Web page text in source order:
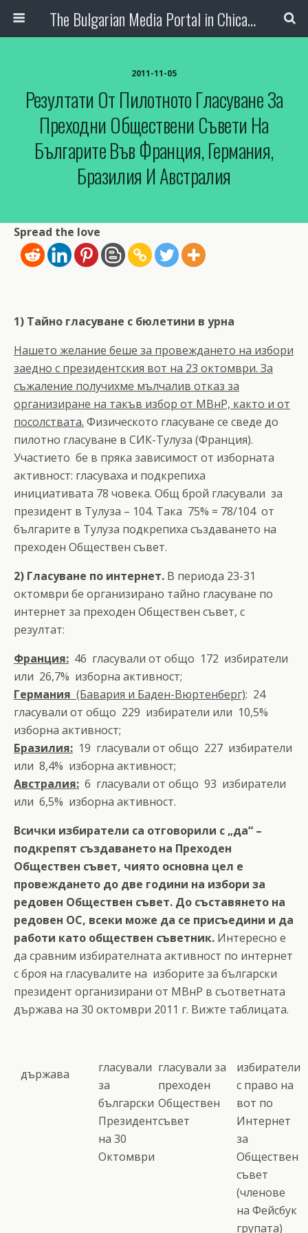
The Bulgarian Media Portal in Chicago
2011-11-05
Резултати От Пилотното Гласуване За
Преходни Обществени Съвети На
Българите Във Франция, Германия,
Бразилия И Австралия
Spread the love
1) Тайно гласуване с бюлетини в урна
Нашето желание беше за провеждането на избори
заедно с президентския вот на 23 октомври. За
съжаление получихме мълчалив отказ за
организиране на такъв избор от МВнР, както и от
посолствата. Физическото гласуване се сведе до
пилотно гласуване в СИК-Тулуза (Франция).
Участието бе в пряка зависимост от изборната
активност: гласуваха и подкрепиха
инициативата 78 човека. Общ брой гласували за
президент в Тулуза – 104. Така 75% = 78/104 от
българите в Тулуза подкрепиха създаването на
преходен Обществен съвет.
2) Гласуване по интернет. В периода 23-31
октомври бе организирано тайно гласуване по
интернет за преходен Обществен съвет, с
резултат:
Франция: 46 гласували от общо 172 избиратели
или 26,7% изборна активност;
Германия (Бавария и Баден-Вюртенберг): 24
гласували от общо 229 избиратели или 10,5%
изборна активност;
Бразилия: 19 гласували от общо 227 избиратели
или 8,4% изборна активност;
Австралия: 6 гласували от общо 93 избиратели
или 6,5% изборна активност.
Всички избиратели са отговорили с „да“ –
подкрепят създаването на Преходен
Обществен съвет, чиято основна цел е
провеждането до две години на избори за
редовен Обществен съвет. До съставянето на
редовен ОС, всеки може да се присъедини и да
работи като обществен съветник. Интересно е
да сравним избирателната активност по интернет
с броя на гласувалите на изборите за български
президент организирани от МВнР в съответната
държава на 30 октомври 2011 г. Вижте таблицата.
държава
гласували
за
български
Президент
на 30
Октомври
гласували за
преходен
Обществен
съвет
избиратели
с право на
вот по
Интернет
за
Обществен
съвет
(членове
на Фейсбук
групата)